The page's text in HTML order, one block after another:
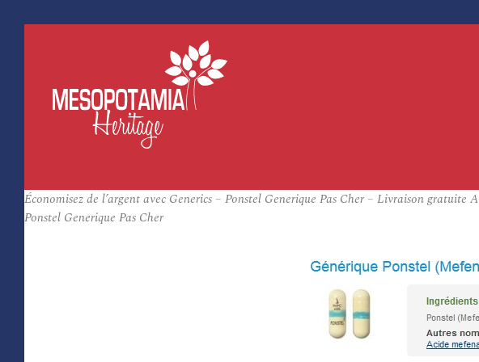
Économisez de l’argent avec Generics – Ponstel Generique Pas Cher – Livraison gratuite
Ponstel Generique Pas Cher